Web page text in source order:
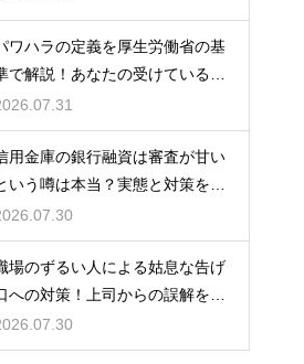
ワハラの定義を厚生労働省の基
で解説！あなたの受けている行
は該当する？
用金庫の銀行融資は審査が甘い
いう噂は本当？実態と対策を徹
解説
場のずるい人による姑息な告げ
への対策！上司からの誤解を解
て自分の身の潔白を証明する手